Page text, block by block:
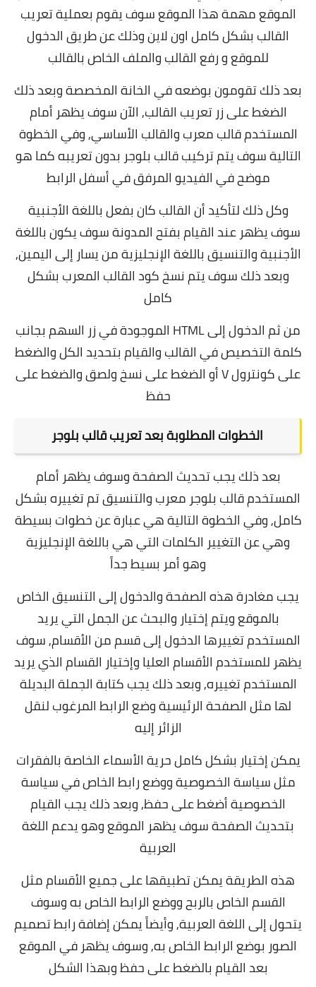
الموقع مهمة هذا الموقع سوف يقوم بعملية تعريب
القالب بشكل كامل اون لاين وذلك عن طريق الدخول
للموقع و رفع القالب والملف الخاص بالقالب
بعد ذلك تقومون بوضعه في الخانة المخصصة وبعد ذلك
الضغط على زر تعريب القالب,الآن سوف يظهر أمام
المستخدم قالب معرب والقالب الأساسي, وفي الخطوة
التالية سوف يتم تركيب قالب بلوجر بدون تعريبه كما هو
موضح في الفيديو المرفق في أسفل الرابط
وكل ذلك لتأكيد أن القالب كان بفعل باللغة الأجنبية
سوف يظهر عند القيام بفتح المدونة سوف يكون باللغة
الأجنبية والتنسيق باللغة الإنجليزية من يسار إلى اليمين,
وبعد ذلك سوف يتم نسخ كود القالب المعرب بشكل
كامل
من ثم الدخول إلى HTML الموجودة في زر السهم بجانب
كلمة التخصيص في القالب والقيام بتحديد الكل والضغط
على كونترول V أو الضغط على نسخ ولصق والضغط على
حفظ
الخطوات المطلوبة بعد تعريب قالب بلوجر
بعد ذلك يجب تحديث الصفحة وسوف يظهر أمام
المستخدم قالب بلوجر معرب والتنسيق تم تغييره بشكل
كامل, وفيالخطوة التالية هي عبارة عن خطوات بسيطة
وهي عن التغيير الكلمات التي هي باللغة الإنجليزية
وهو أمر بسيط جداً
يجب مغادرة هذه الصفحة والدخول إلى التنسيق الخاص
بالموقع ويتم إختيار والبحث عن الجمل التي يريد
المستخدم تغييرها الدخول إلى قسم من الأقسام,سوف
يظهر للمستخدم الأقسام العليا وإختيار القسام الذي يريد
المستخدم تغييره, وبعد ذلك يجب كتابة الجملة البديلة
لها مثل الصفحة الرئيسية وضع الرابط المرغوب لنقل
الزائر إليه
يمكن إختيار بشكل كامل حرية الأسماء الخاصة بالفقرات
مثل سياسة الخصوصية ووضع رابط الخاص في سياسة
الخصوصية أضغط على حفظ, وبعد ذلك يجب القيام
بتحديث الصفحة سوف يظهر الموقع وهو يدعم اللغة
العربية
هذه الطريقة يمكن تطبيقها على جميع الأقسام مثل
القسم الخاص بالربح ووضع الرابط الخاص به وسوف
يتحول إلى اللغة العربية,وأيضاً يمكن إضافة رابط تصميم
الصور بوضع الرابط الخاص به, وسوف يظهر في الموقع
بعد القيام بالضغط على حفظ وبهذا الشكل